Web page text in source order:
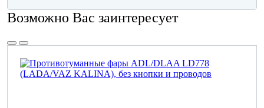
Возможно Вас заинтересует